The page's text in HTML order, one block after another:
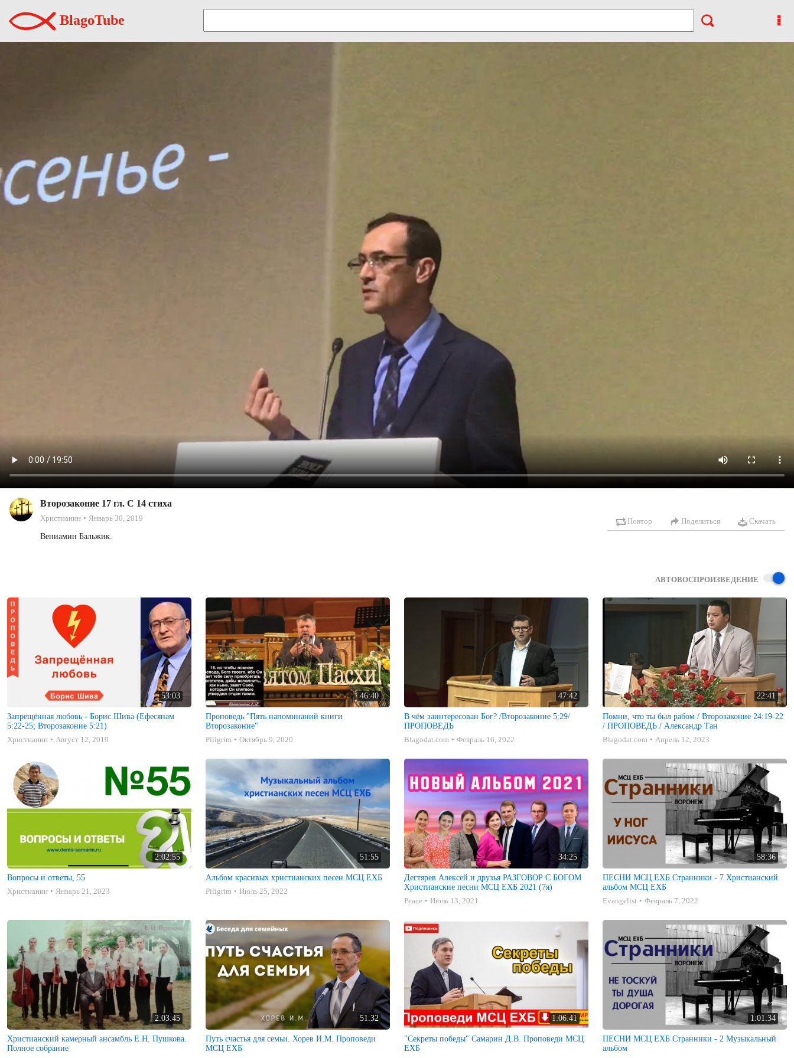
BlagoTube
Второзаконие 17 гл. С 14 стиха
Христианин Январь 30, 2019 Повтор Поделиться
Скачать
Вениамин Бальжик.
АВТОВОСПРОИЗВЕДЕНИЕ
53:03
Запрещённая любовь - Борис Шива (Ефесянам
5:22-25; Второзаконие 5:21)
Христианин
Август 12, 2019
46:40
Проповедь "Пять напоминаний книги
Второзаконие"
Piligrim
Октябрь 9, 2020
47:42
В чём заинтересован Бог? /Второзаконие 5:29/
ПРОПОВЕДЬ
Blagodat.com
Февраль 16, 2022
22:41
Помни, что ты был рабом / Второзаконие 24:19-22
/ ПРОПОВЕДЬ / Александр Тан
Blagodat.com
Апрель 12, 2023
2:02:55
Вопросы и ответы, 55
Христианин
Январь 21, 2023
51:55
Альбом красивых христианских песен МСЦ ЕХБ
Piligrim
Июль 25, 2022
34:25
Дегтярев Алексей и друзья РАЗГОВОР С БОГОМ
Христианские песни МСЦ ЕХБ 2021 (7я)
Peace
Июль 13, 2021
58:36
ПЕСНИ МСЦ ЕХБ Странники - 7 Христианский
альбом МСЦ ЕХБ
Evangelist
Февраль 7, 2022
2:03:45
Христианский камерный ансамбль Е.Н. Пушкова.
Полное собрание
51:32
Путь счастья для семьи. Хорев И.М. Проповеди
МСЦ ЕХБ
1:06:41
"Секреты победы" Самарин Д.В. Проповеди МСЦ
ЕХБ
1:01:34
ПЕСНИ МСЦ ЕХБ Странники - 2 Музыкальный
альбом